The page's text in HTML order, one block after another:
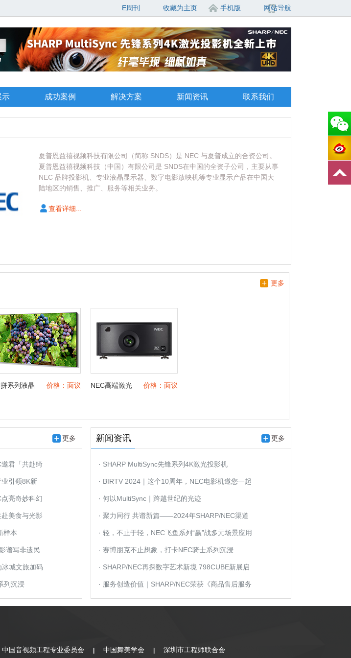
E周刊 收藏为主页 手机版 网站导航
示 成功案例 解决方案 新闻资讯 联系我们
夏普恩益禧视频科技有限公司（简称 SNDS）是 NEC 与夏普成立的合资公司。
夏普恩益禧视频科技（中国）有限公司是 SNDS在中国的全资子公司，主要从事
NEC 品牌投影机、专业液晶显示器、数字电影放映机等专业显示产品在中国大
陆地区的销售、推广、服务等相关业务。
查看详细...
更多
系列液晶
价格：面议
NEC高端激光
价格：面议
更多
邀君「共赴绮
业引领8K新
亮奇妙科幻
美食与光影
样本
谱写非遗民
冰城文旅加码
列沉浸
新闻资讯 更多
· SHARP MultiSync先锋系列4K激光投影机
· BIRTV 2024｜这个10周年，NEC电影机邀您一起
见证！
· 何以MultiSync｜跨越世纪的光迹
· 聚力同行 共谱新篇——2024年SHARP/NEC渠道
大会圆满召开
· 轻，不止于轻，NEC飞鱼系列“赢”战多元场景应用
· 赛博朋克不止想象，打卡NEC骑士系列沉浸
PARTY K新贵
· SHARP/NEC再探数字艺术新境 798CUBE新展启
幕
· 服务创造价值｜SHARP/NEC荣获《商品售后服务
评价体系》五星级认证！
中国音视频工程专业委员会 中国舞美学会 深圳市工程师联合会